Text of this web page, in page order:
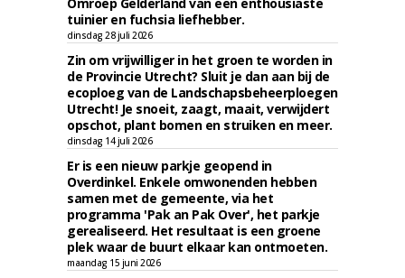
tuinier en fuchsia liefhebber.
dinsdag 28 juli 2026
Zin om vrijwilliger in het groen te worden in
de Provincie Utrecht? Sluit je dan aan bij de
ecoploeg van de Landschapsbeheerploegen
Utrecht! Je snoeit, zaagt, maait, verwijdert
opschot, plant bomen en struiken en meer.
dinsdag 14 juli 2026
Er is een nieuw parkje geopend in
Overdinkel. Enkele omwonenden hebben
samen met de gemeente, via het
programma 'Pak an Pak Over', het parkje
gerealiseerd. Het resultaat is een groene
plek waar de buurt elkaar kan ontmoeten.
maandag 15 juni 2026